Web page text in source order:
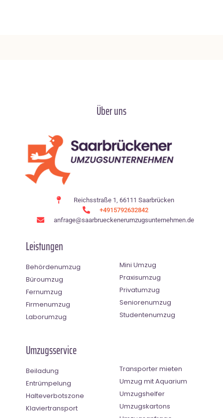
Über uns
Reichsstraße 1, 66111 Saarbrücken
+4915792632842
anfrage@saarbrueckenerumzugsunternehmen.de
Leistungen
Behördenumzug
Büroumzug
Fernumzug
Firmenumzug
Laborumzug
Mini Umzug
Praxisumzug
Privatumzug
Seniorenumzug
Studentenumzug
Umzugsservice
Beiladung
Entrümpelung
Halteverbotszone
Klaviertransport
Transporter mieten
Umzug mit Aquarium
Umzugshelfer
Umzugskartons